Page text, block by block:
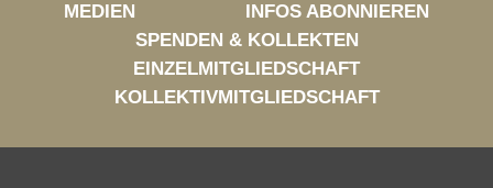
MEDIEN
INFOS ABONNIEREN
SPENDEN & KOLLEKTEN
EINZELMITGLIEDSCHAFT
KOLLEKTIVMITGLIEDSCHAFT